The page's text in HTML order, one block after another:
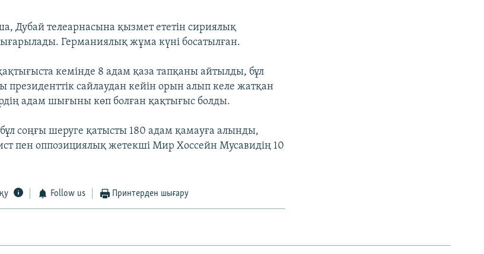
Дубай телеарнасына қызмет ететін сириялық
Германиялық жұма күні босатылған.
кемінде 8 адам қаза тапқаны айтылды, бұл
сайлаудан кейін орын алып келе жатқан
адам шығыны көп болған қақтығыс болды.
соңғы шеруге қатысты 180 адам қамауға алынды,
пен оппозициялық жетекші Мир Хоссейн Мусавидің 10
Follow us Принтерден шығару